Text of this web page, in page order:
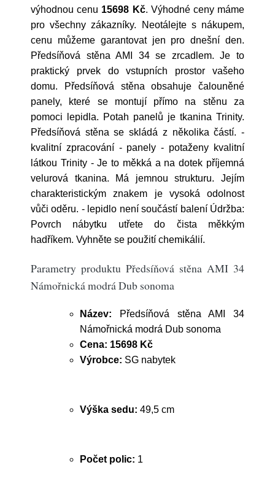
výhodnou cenu 15698 Kč. Výhodné ceny máme
pro všechny zákazníky. Neotálejte s nákupem,
cenu můžeme garantovat jen pro dnešní den.
Předsíňová stěna AMI 34 se zrcadlem. Je to
praktický prvek do vstupních prostor vašeho
domu. Předsíňová stěna obsahuje čalouněné
panely, které se montují přímo na stěnu za
pomoci lepidla. Potah panelů je tkanina Trinity.
Předsíňová stěna se skládá z několika částí. -
kvalitní zpracování - panely - potaženy kvalitní
látkou Trinity - Je to měkká a na dotek příjemná
velurová tkanina. Má jemnou strukturu. Jejím
charakteristickým znakem je vysoká odolnost
vůči oděru. - lepidlo není součástí balení Údržba:
Povrch nábytku utřete do čista měkkým
hadříkem. Vyhněte se použití chemikálií.
Parametry produktu Předsíňová stěna AMI 34
Námořnická modrá Dub sonoma
Název: Předsíňová stěna AMI 34
Námořnická modrá Dub sonoma
Cena: 15698 Kč
Výrobce: SG nabytek
Výška sedu: 49,5 cm
Počet polic: 1